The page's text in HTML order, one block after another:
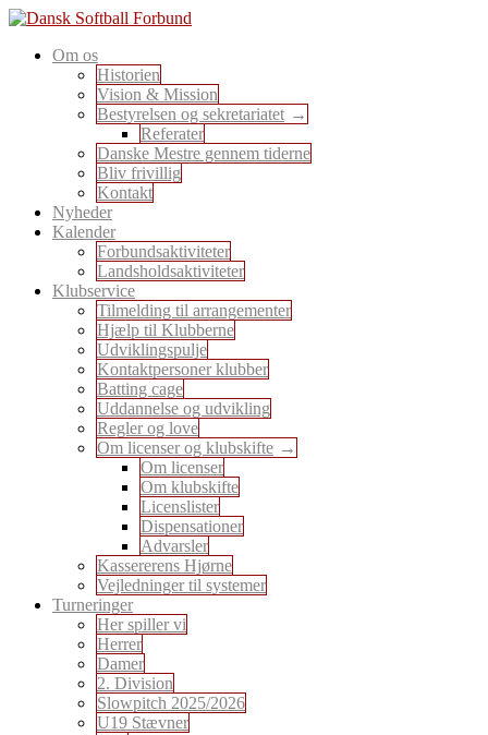
Skip
content
Dansk Softball Forbund
En sport for alle
Om os
Historien
Vision & Mission
Bestyrelsen og sekretariatet
Referater
Danske Mestre gennem tiderne
Bliv frivillig
Kontakt
Nyheder
Kalender
Forbundsaktiviteter
Landsholdsaktiviteter
Klubservice
Tilmelding til arrangementer
Hjælp til Klubberne
Udviklingspulje
Kontaktpersoner klubber
Batting cage
Uddannelse og udvikling
Regler og love
Om licenser og klubskifte
Om licenser
Om klubskifte
Licenslister
Dispensationer
Advarsler
Kassererens Hjørne
Vejledninger til systemer
Turneringer
Her spiller vi
Herrer
Damer
2. Division
Slowpitch 2025/2026
U19 Stævner